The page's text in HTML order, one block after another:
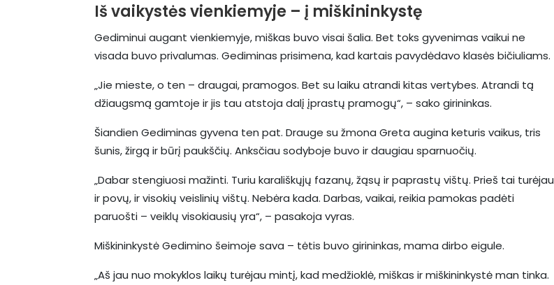
Iš vaikystės vienkiemyje – į miškininkystę
Gediminui augant vienkiemyje, miškas buvo visai šalia. Bet toks gyvenimas vaikui ne
visada buvo privalumas. Gediminas prisimena, kad kartais pavydėdavo klasės bičiuliams.
„Jie mieste, o ten – draugai, pramogos. Bet su laiku atrandi kitas vertybes. Atrandi tą
džiaugsmą gamtoje ir jis tau atstoja dalį įprastų pramogų“, – sako girininkas.
Šiandien Gediminas gyvena ten pat. Drauge su žmona Greta augina keturis vaikus, tris
šunis, žirgą ir būrį paukščių. Anksčiau sodyboje buvo ir daugiau sparnuočių.
„Dabar stengiuosi mažinti. Turiu karališkųjų fazanų, žąsų ir paprastų vištų. Prieš tai turėjau
ir povų, ir visokių veislinių vištų. Nebėra kada. Darbas, vaikai, reikia pamokas padėti
paruošti – veiklų visokiausių yra“, – pasakoja vyras.
Miškininkystė Gedimino šeimoje sava – tėtis buvo girininkas, mama dirbo eigule.
„Aš jau nuo mokyklos laikų turėjau mintį, kad medžioklė, miškas ir miškininkystė man tinka.